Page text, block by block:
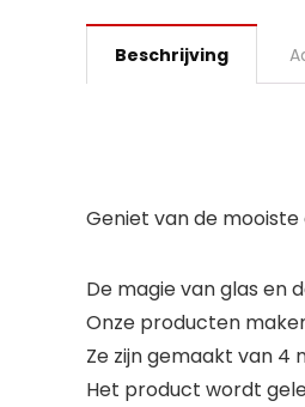
Beschrijving
Geniet van de
De magie van glas en
Onze producten
Ze zijn gemaakt van 4
Het product wordt